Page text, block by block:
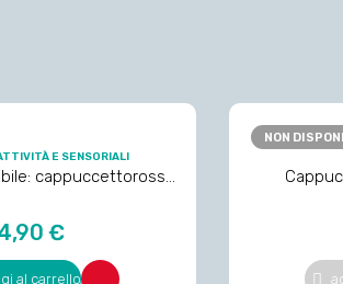
E SENSORIALI
cappuccettorosso,
€
al carrello
NON